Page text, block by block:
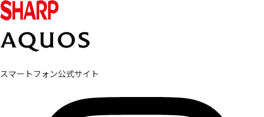
スマートフォン公式サイト